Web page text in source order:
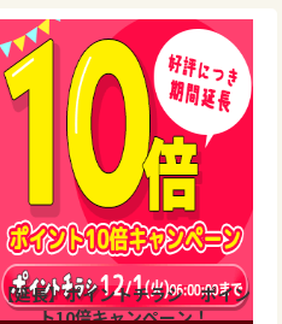
【延長】ポイントチラシ ポイン
ト10倍キャンペーン！